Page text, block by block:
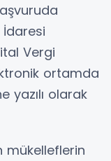
Vergi
ortamda
yazılı olarak
mükelleflerin